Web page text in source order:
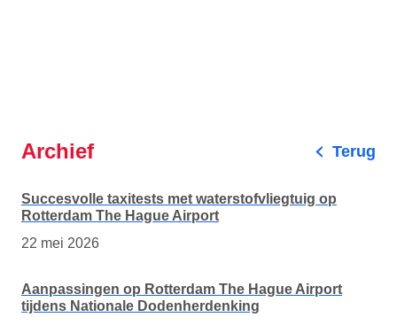
Archief Terug
Succesvolle taxitests met waterstofvliegtuig op
Rotterdam The Hague Airport
22 mei 2026
Aanpassingen op Rotterdam The Hague Airport
tijdens Nationale Dodenherdenking